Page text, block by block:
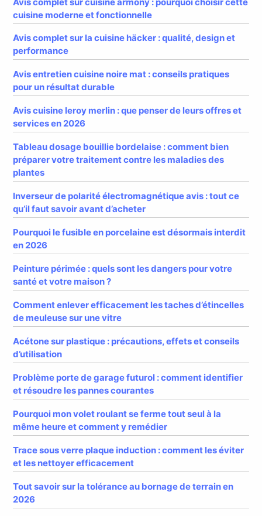
cuisine moderne et fonctionnelle
Avis complet sur la cuisine häcker : qualité, design et
performance
Avis entretien cuisine noire mat : conseils pratiques
pour un résultat durable
Avis cuisine leroy merlin : que penser de leurs offres et
services en 2026
Tableau dosage bouillie bordelaise : comment bien
préparer votre traitement contre les maladies des
plantes
Inverseur de polarité électromagnétique avis : tout ce
qu’il faut savoir avant d’acheter
Pourquoi le fusible en porcelaine est désormais interdit
en 2026
Peinture périmée : quels sont les dangers pour votre
santé et votre maison ?
Comment enlever efficacement les taches d’étincelles
de meuleuse sur une vitre
Acétone sur plastique : précautions, effets et conseils
d’utilisation
Problème porte de garage futurol : comment identifier
et résoudre les pannes courantes
Pourquoi mon volet roulant se ferme tout seul à la
même heure et comment y remédier
Trace sous verre plaque induction : comment les éviter
et les nettoyer efficacement
Tout savoir sur la tolérance au bornage de terrain en
2026